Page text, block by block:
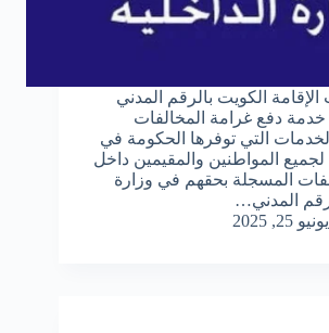
الكويت بالرقم المدني
خدمة دفع غرامة المخالفات
التي توفرها الحكومة في
المواطنين والمقيمين داخل
المسجلة بحقهم في وزارة
برقم المدني…
يونيو 25, 2025